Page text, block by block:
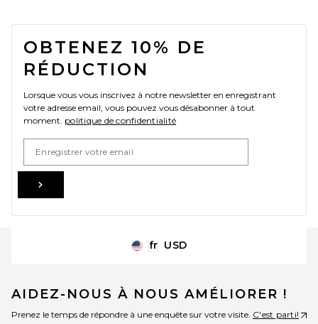
FOOTER
OBTENEZ 10% DE
RÉDUCTION
Lorsque vous vous inscrivez à notre newsletter en enregistrant
votre adresse email, vous pouvez vous désabonner à tout
moment. politique de confidentialité
Change Country Regions
fr USD
AIDEZ-NOUS À NOUS AMÉLIORER !
Prenez le temps de répondre à une enquête sur votre visite. C'est parti!